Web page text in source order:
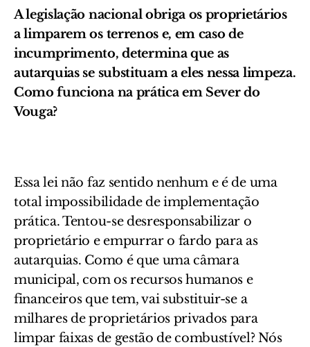
A legislação nacional obriga os proprietários
a limparem os terrenos e, em caso de
incumprimento, determina que as
autarquias se substituam a eles nessa limpeza.
Como funciona na prática em Sever do
Vouga?
Essa lei não faz sentido nenhum e é de uma
total impossibilidade de implementação
prática. Tentou-se desresponsabilizar o
proprietário e empurrar o fardo para as
autarquias. Como é que uma câmara
municipal, com os recursos humanos e
financeiros que tem, vai substituir-se a
milhares de proprietários privados para
limpar faixas de gestão de combustível? Nós